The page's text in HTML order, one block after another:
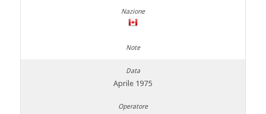
Aprile 1975